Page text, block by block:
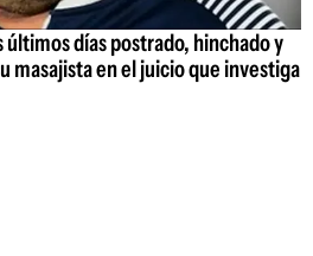
últimos días postrado, hinchado y
masajista en el juicio que investiga